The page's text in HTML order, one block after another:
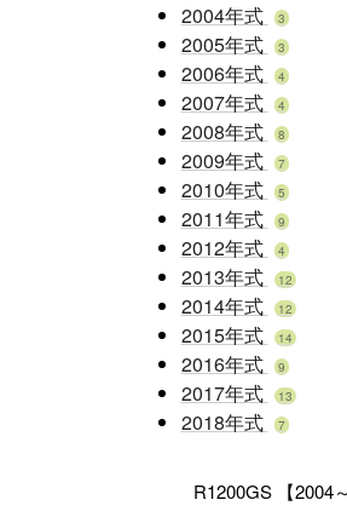
2004年式
3
2005年式 3
2006年式 4
2007年式 4
2008年式 8
2009年式 7
2010年式 5
2011年式 9
2012年式 4
2013年式 12
2014年式 12
2015年式 14
2016年式 9
2017年式 13
2018年式 7
R1200GS 【2004